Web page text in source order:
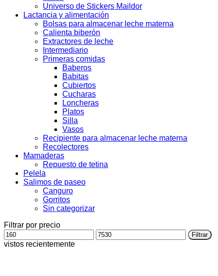
Universo de Stickers Maildor
Lactancia y alimentación
Bolsas para almacenar leche materna
Calienta biberón
Extractores de leche
Intermediario
Primeras comidas
Baberos
Babitas
Cubiertos
Cucharas
Loncheras
Platos
Silla
Vasos
Recipiente para almacenar leche materna
Recolectores
Mamaderas
Repuesto de tetina
Pelela
Salimos de paseo
Canguro
Gorritos
Sin categorizar
Filtrar por precio
Precio
mínimo
Precio
máximo
Filtrar
vistos recientemente